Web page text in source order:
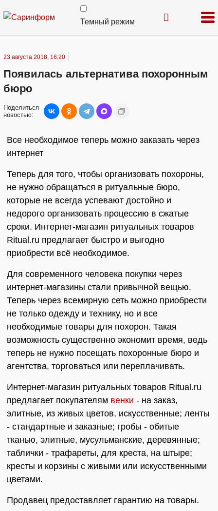
Темный режим
23 августа 2018, 16:20
Появилась альтернатива похоронным
бюро
Поделиться
новостью:
Все необходимое теперь можно заказать через
интернет
Теперь для того, чтобы организовать похороны,
не нужно обращаться в ритуальные бюро,
которые не всегда успевают достойно и
недорого организовать процессию в сжатые
сроки. Интернет-магазин ритуальных товаров
Ritual.ru предлагает быстро и выгодно
приобрести всё необходимое.
Для современного человека покупки через
интернет-магазины стали привычной вещью.
Теперь через всемирную сеть можно приобрести
не только одежду и технику, но и все
необходимые товары для похорон. Такая
возможность существенно экономит время, ведь
теперь не нужно посещать похоронные бюро и
агентства, торговаться или переплачивать.
Интернет-магазин ритуальных товаров Ritual.ru
предлагает покупателям венки - на заказ,
элитные, из живых цветов, искусственные; ленты
- стандартные и заказные; гробы - обитые
тканью, элитные, мусульманские, деревянные;
таблички - трафареты, для креста, на штыре;
кресты и корзины с живыми или искусственными
цветами.
Продавец предоставляет гарантию на товары.